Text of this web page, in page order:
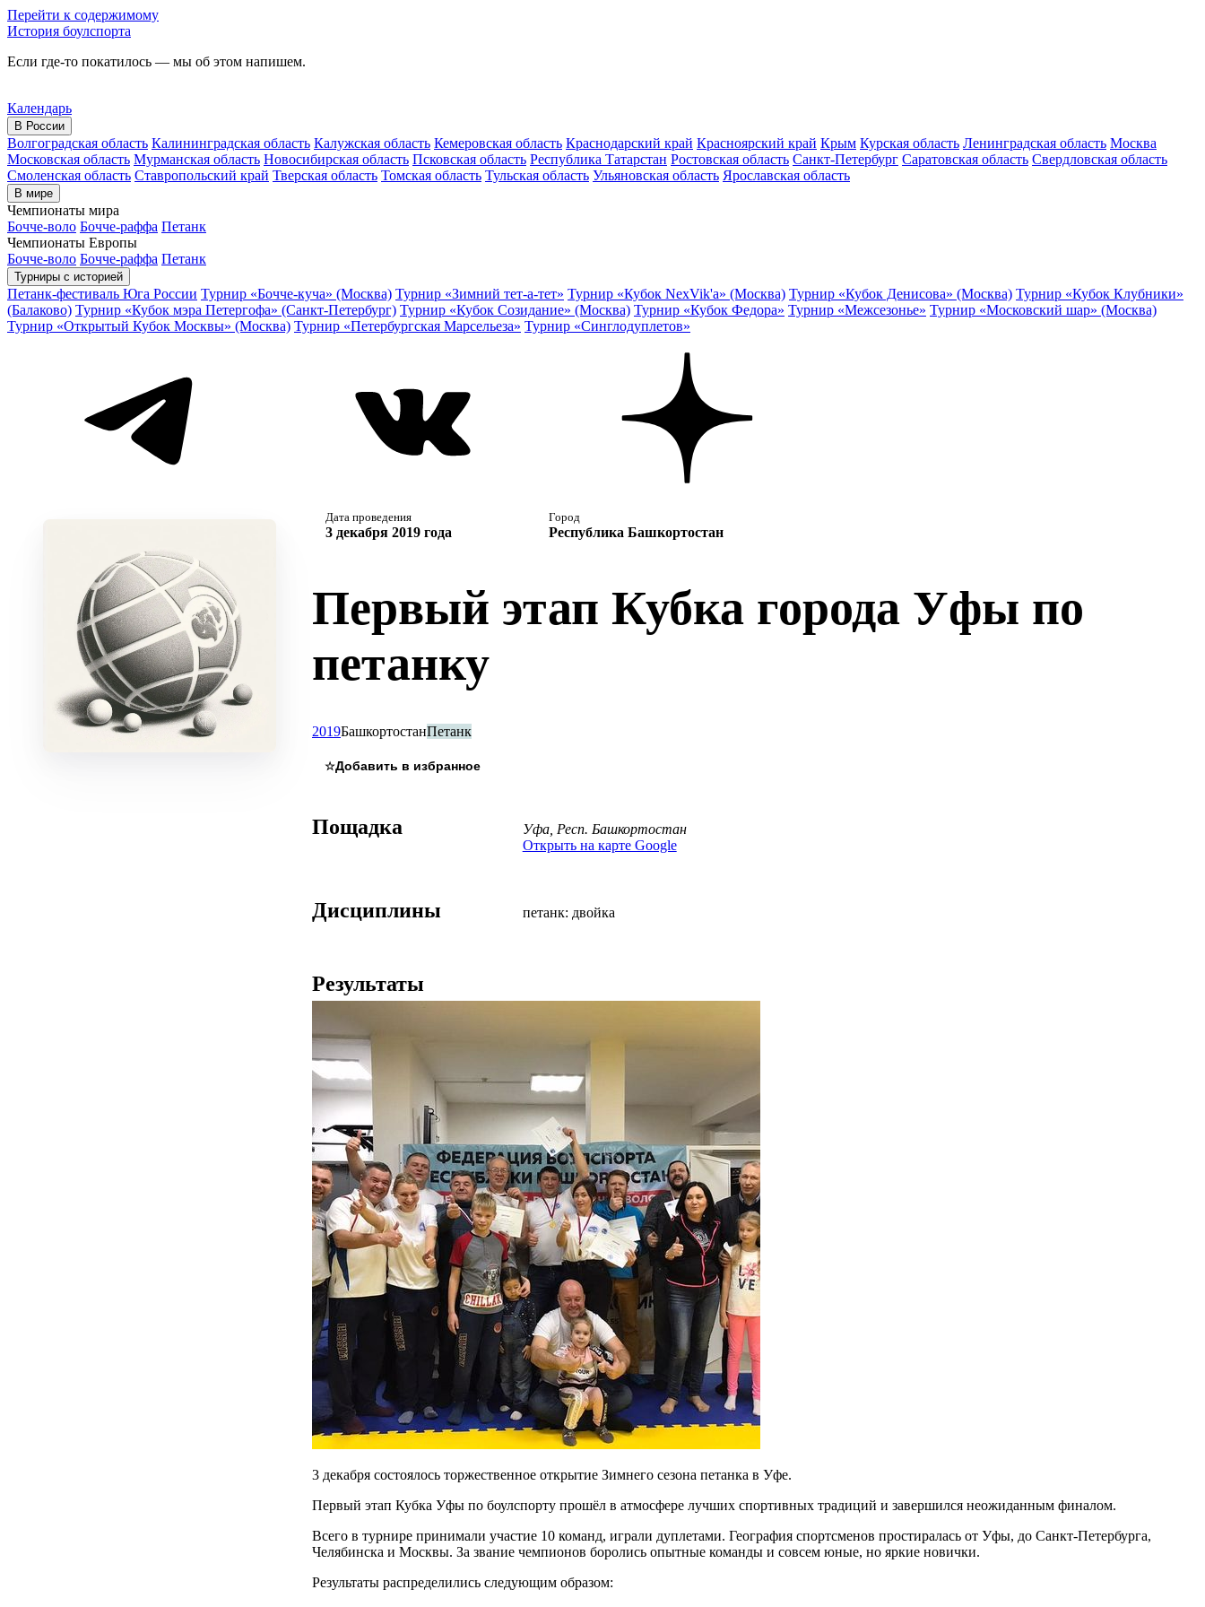
Перейти к содержимому
История боулспорта
Если где-то покатилось — мы об этом напишем.
Календарь
В России
Волгоградская область Калининградская область Калужская область Кемеровская область Краснодарский край Красноярский край Крым Курская область Ленинградская область Москва
Московская область Мурманская область Новосибирская область Псковская область Республика Татарстан Ростовская область Санкт-Петербург Саратовская область Свердловская область
Смоленская область Ставропольский край Тверская область Томская область Тульская область Ульяновская область Ярославская область
В мире
Чемпионаты мира
Бочче-воло Бочче-раффа Петанк
Чемпионаты Европы
Бочче-воло Бочче-раффа Петанк
Турниры с историей
Петанк-фестиваль Юга России Турнир «Бочче-куча» (Москва) Турнир «Зимний тет-а-тет» Турнир «Кубок NexVik'a» (Москва) Турнир «Кубок Денисова» (Москва) Турнир «Кубок Клубники»
(Балаково) Турнир «Кубок мэра Петергофа» (Санкт-Петербург) Турнир «Кубок Созидание» (Москва) Турнир «Кубок Федора» Турнир «Межсезонье» Турнир «Московский шар» (Москва)
Турнир «Открытый Кубок Москвы» (Москва) Турнир «Петербургская Марсельеза» Турнир «Синглодуплетов»
Дата проведения
3 декабря 2019 года
Город
Республика Башкортостан
Первый этап Кубка города Уфы по
петанку
2019БашкортостанПетанк
☆
Пощадка
Уфа, Респ. Башкортостан
Открыть на карте Google
Дисциплины петанк: двойка
Результаты
3 декабря состоялось торжественное открытие Зимнего сезона петанка в Уфе.
Первый этап Кубка Уфы по боулспорту прошёл в атмосфере лучших спортивных традиций и завершился неожиданным финалом.
Всего в турнире принимали участие 10 команд, играли дуплетами. География спортсменов простиралась от Уфы, до Санкт-Петербурга,
Челябинска и Москвы. За звание чемпионов боролись опытные команды и совсем юные, но яркие новички.
Результаты распределились следующим образом: